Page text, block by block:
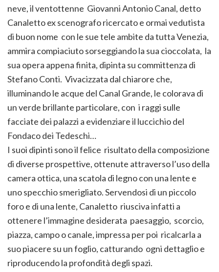
neve, il ventottenne Giovanni Antonio Canal, detto
Canaletto ex scenografo ricercato e ormai vedutista
di buon nome con le sue tele ambite da tutta Venezia,
ammira compiaciuto sorseggiando la sua cioccolata, la
sua opera appena finita, dipinta su committenza di
Stefano Conti. Vivacizzata dal chiarore che,
illuminando le acque del Canal Grande, le colorava di
un verde brillante particolare, con i raggi sulle
facciate dei palazzi a evidenziare il luccichio del
Fondaco dei Tedeschi…
I suoi dipinti sono il felice risultato della composizione
di diverse prospettive, ottenute attraverso l’uso della
camera ottica, una scatola di legno con una lente e
uno specchio smerigliato. Servendosi di un piccolo
foro e di una lente, Canaletto riusciva infatti a
ottenere l’immagine desiderata paesaggio, scorcio,
piazza, campo o canale, impressa per poi ricalcarla a
suo piacere su un foglio, catturando ogni dettaglio e
riproducendo la profondità degli spazi.